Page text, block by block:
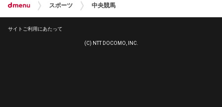
スポーツ 中央競馬
サイトご利用にあたって
(C) NTT DOCOMO, INC.